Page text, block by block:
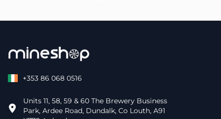
Hammer Miner BC01 PRO 3.3TH/s Home Bitcoin Miner
Hammer Miner DC04 210MH/s
Hammer Miner BC04 - 6TH/s
NerdOctaxe Rev 3.1 Hydro - Bitcoin Solo Miner
ICERIVER XP XP0 ASIC Miner 150GH/s
€1,199.87
PSU XT60 €39.87
+353 86 068 0516
Units 11, 58, 59 & 60 The Brewery Business
Park, Ardee Road, Dundalk, Co Louth, A91